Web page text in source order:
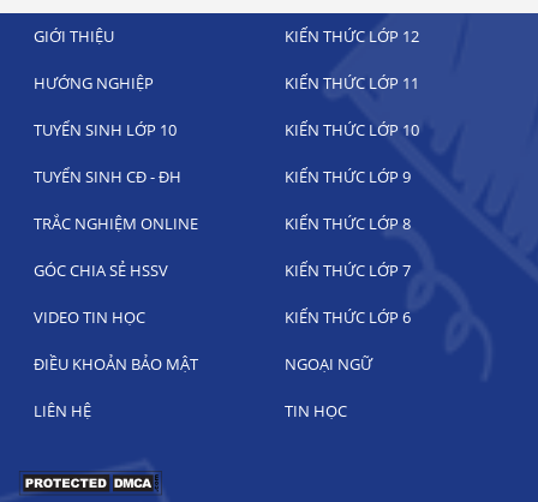
GIỚI THIỆU KIẾN THỨC LỚP 12
HƯỚNG NGHIỆP KIẾN THỨC LỚP 11
TUYỂN SINH LỚP 10 KIẾN THỨC LỚP 10
TUYỂN SINH CĐ - ĐH KIẾN THỨC LỚP 9
TRẮC NGHIỆM ONLINE KIẾN THỨC LỚP 8
GÓC CHIA SẺ HSSV KIẾN THỨC LỚP 7
VIDEO TIN HỌC KIẾN THỨC LỚP 6
ĐIỀU KHOẢN BẢO MẬT NGOẠI NGỮ
LIÊN HỆ TIN HỌC